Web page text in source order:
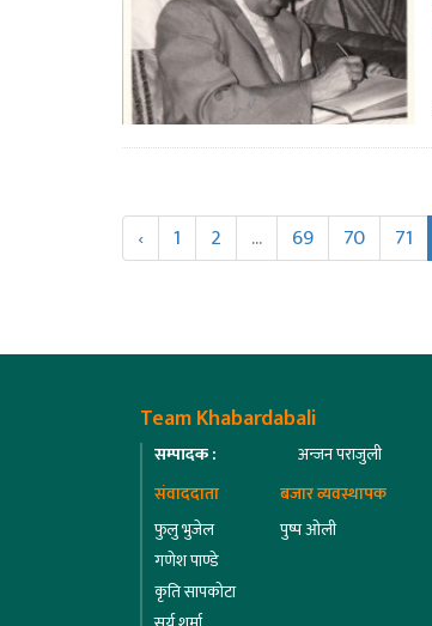
‹ 1 2 ... 69 70 71
Team Khabardabali
सम्पादक :
अन्जन पराजुली
संवाददाता
फुलु भुजेल
गणेश पाण्डे
कृति सापकोटा
बजार व्यवस्थापक
पुष्प ओली